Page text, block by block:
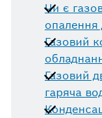
Чи є
опалення
Газовий
Газовий
гаряча